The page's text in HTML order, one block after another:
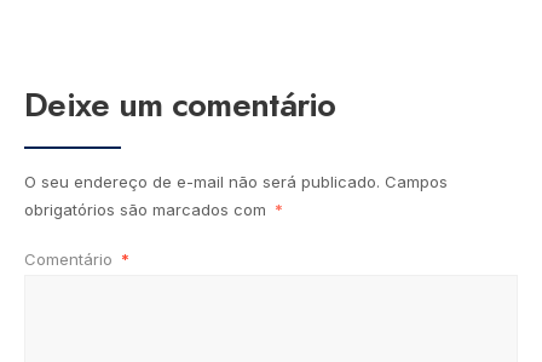
Deixe um comentário
O seu endereço de e-mail não será publicado. Campos
obrigatórios são marcados com *
Comentário *